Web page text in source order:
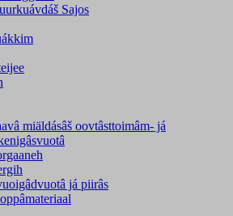
Sajos
miäldásâš oovtâsttoimâm- já
já piirâs